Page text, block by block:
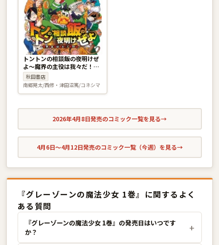
トントンの相談飯の夜明けぜ
よ〜魔界の主役は我々だ！特
別編〜
秋田書店
南郷晃太/西修・津田沼篤/コネシマ
2026年4月8日発売のコミック一覧を見る→
4月6日〜4月12日発売のコミック一覧（今週）を見る→
『グレーゾーンの魔法少女 1巻』に関するよく
ある質問
『グレーゾーンの魔法少女 1巻』の発売日はいつです
か？